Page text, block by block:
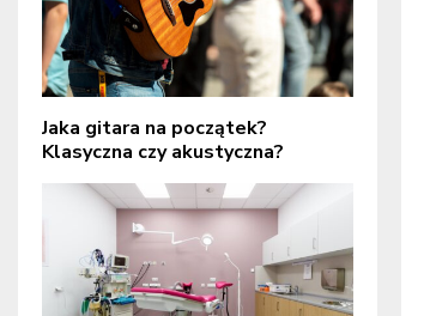
Jaka gitara na początek?
Klasyczna czy akustyczna?